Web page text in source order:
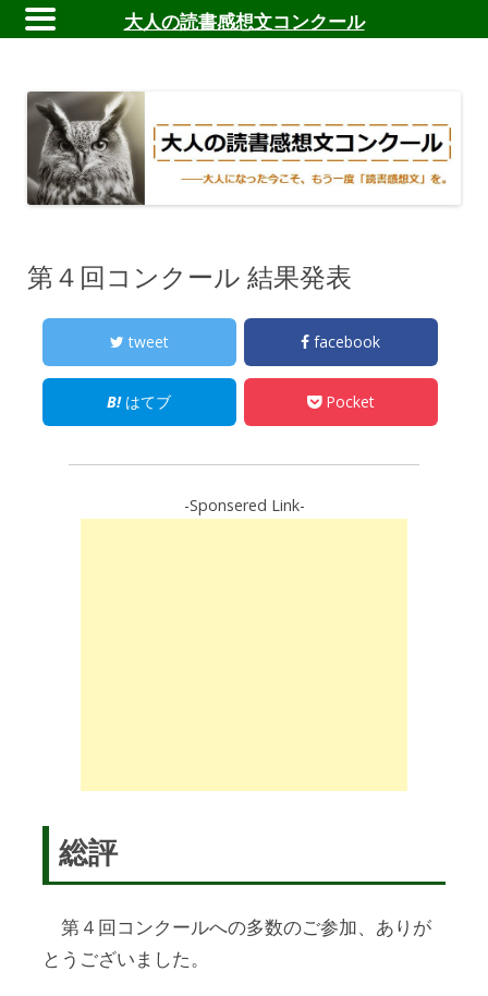
第４回コンクール 結果発表
tweet facebook
はてブ Pocket
-Sponsered Link-
総評
第４回コンクールへの多数のご参加、ありが
とうございました。
大人の読書感想文コンクール